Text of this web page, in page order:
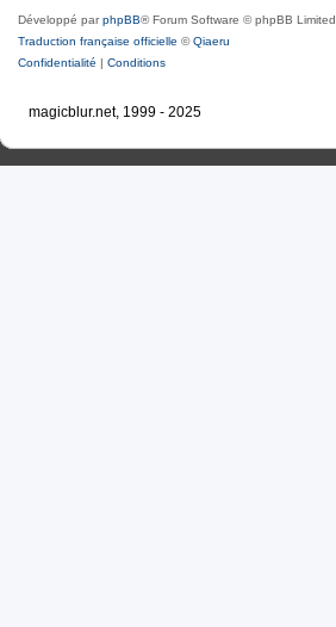
Développé parphpBB® Forum Software © phpBB Limited
Traduction française officielle ©Qiaeru
Confidentialité | Conditions
magicblur.net, 1999 - 2025